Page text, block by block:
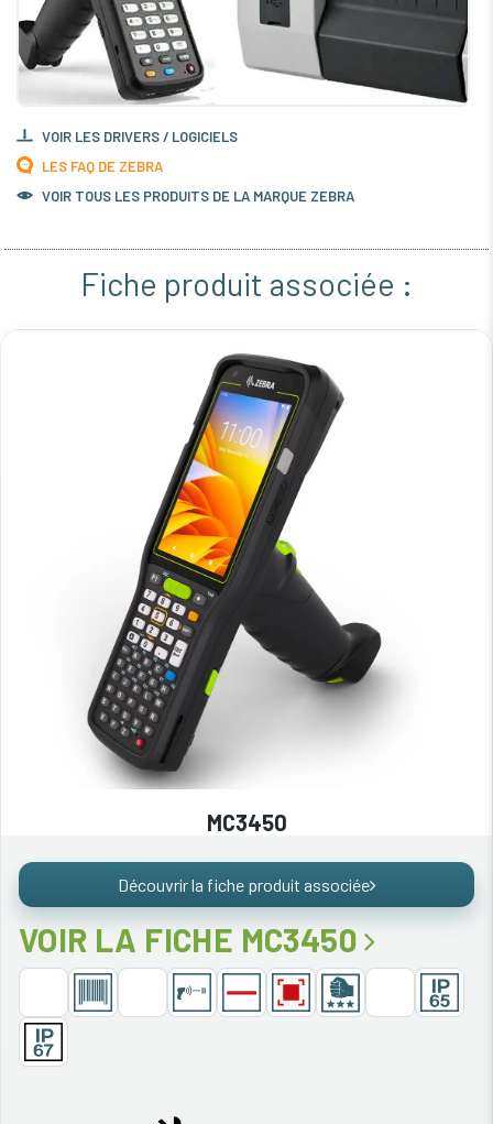
VOIR LES DRIVERS / LOGICIELS
LES FAQ DE ZEBRA
VOIR TOUS LES PRODUITS DE LA MARQUE ZEBRA
Fiche produit associée :
MC3450
Découvrir la fiche produit associée
VOIR LA FICHE MC3450